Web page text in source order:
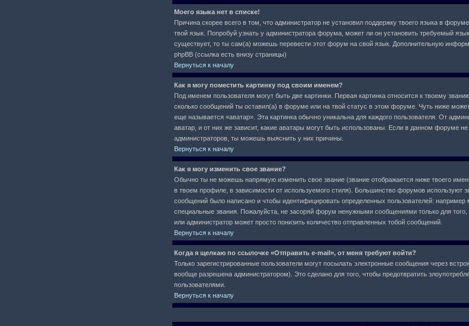
Моего языка нет в списке!
Причина скорее всего в том, что администратор не установил поддержку твоего языка в
твой язык. Попробуй узнать у администратора форума, может ли он установить требуемый
существует, то ты сам(а) можешь перевести этот форум на свой язык. Дополнительную
phpBB (ссылка есть внизу страницы)
Вернуться к началу
Как я могу поместить картинку под своим именем?
Под именем пользователя могут быть две картинки. Первая картинка относится к твоему
сколько сообщений ты оставил(а) в форуме или на твой статус в этом форуме. Чуть ниже
еще называется «аватар». Эта картинка обычно уникальна для каждого пользователя. От
аватар, и от них же зависит, какие аватары могут быть использованы. Если в данном форуме
администраторов, ты можешь выяснить у них причины.
Вернуться к началу
Как я могу изменить свое звание?
Обычно ты не можешь напрямую изменить свое звание (звание отображается ниже твоего
в твоем профиле, в зависимости от используемого стиля). Большинство форумов используют
сообщений было написано и чтобы идентифицировать определенных пользователей:
специальные звания. Пожалуйста, не засоряй форум ненужными сообщениями только для
или администратор может просто понизить количество отправленных тобой сообщений.
Вернуться к началу
Когда я щелкаю по ссылочке «Отправить e-mail», от меня требуют войти?
Только зарегистрированные пользователи могут посылать электронные сообщения через
вообще разрешена администратором). Это сделано для того, чтобы предотвратить
пользователями.
Вернуться к началу